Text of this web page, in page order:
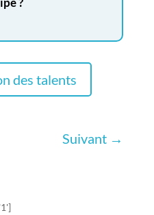
des talents
Suivant →